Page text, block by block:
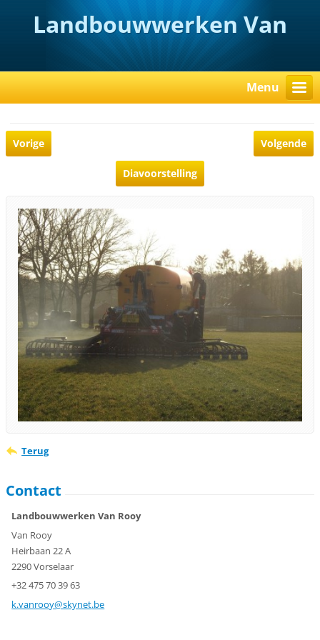
Landbouwwerken Van
Rooy
Menu
Vorige Volgende
Diavoorstelling
Terug
Contact
Landbouwwerken Van Rooy
Van Rooy
Heirbaan 22 A
2290 Vorselaar
+32 475 70 39 63
k.vanrooy@skynet.be